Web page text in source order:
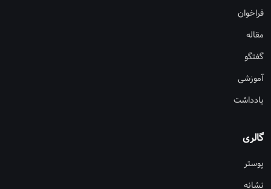
فراخوان
مقاله
گفتگو
آموزشی
یادداشت
گالری
پوستر
نشانه